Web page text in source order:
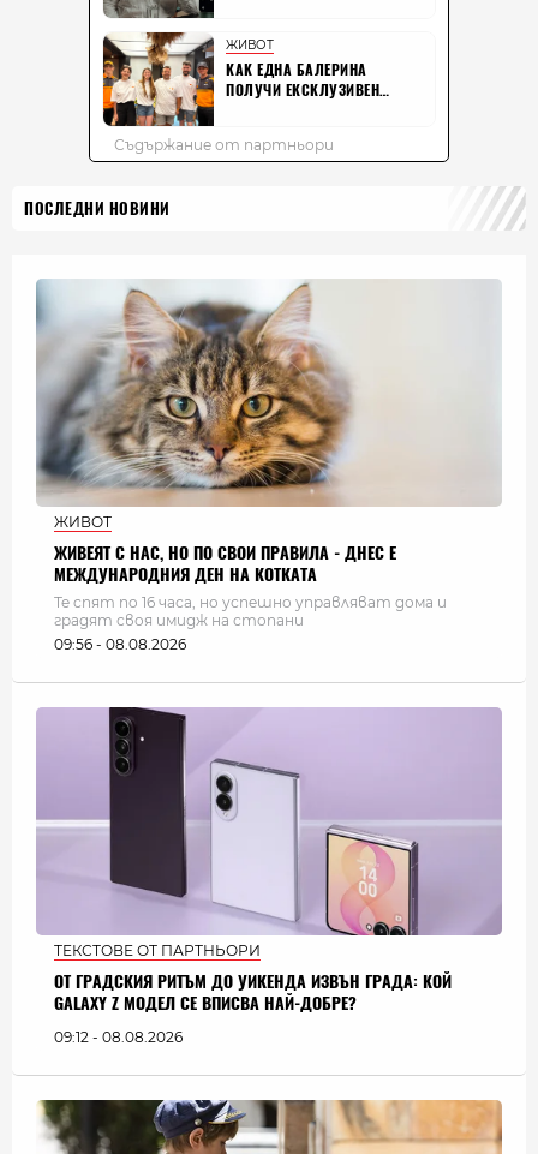
ПОСЛЕДНИ НОВИНИ
ЖИВОТ
ЖИВЕЯТ С НАС, НО ПО СВОИ ПРАВИЛА - ДНЕС Е
МЕЖДУНАРОДНИЯ ДЕН НА КОТКАТА
Те спят по 16 часа, но успешно управляват дома и
градят своя имидж на стопани
09:56 - 08.08.2026
ТЕКСТОВЕ ОТ ПАРТНЬОРИ
ОТ ГРАДСКИЯ РИТЪМ ДО УИКЕНДА ИЗВЪН ГРАДА: КОЙ
GALAXY Z МОДЕЛ СЕ ВПИСВА НАЙ-ДОБРЕ?
09:12 - 08.08.2026